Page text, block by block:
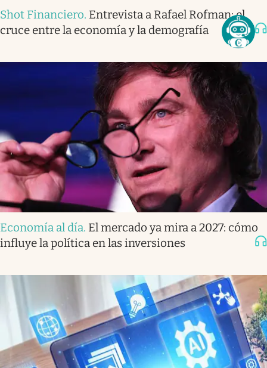
Shot Financiero. Entrevista a Rafael Rofman: el
cruce entre la economía y la demografía
Economía al día. El mercado ya mira a 2027: cómo
influye la política en las inversiones